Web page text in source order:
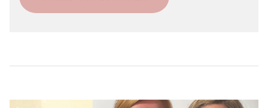
Beitragsnavigation